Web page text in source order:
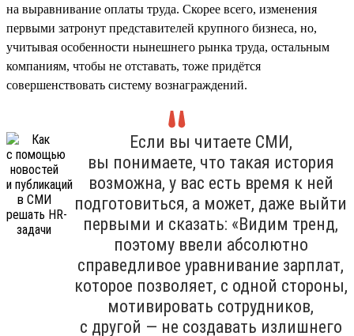
на выравнивание оплаты труда. Скорее всего, изменения
первыми затронут представителей крупного бизнеса, но,
учитывая особенности нынешнего рынка труда, остальным
компаниям, чтобы не отставать, тоже придётся
совершенствовать систему вознаграждений.
Если вы читаете СМИ,
вы понимаете, что такая история
возможна, у вас есть время к ней
подготовиться, а может, даже выйти
первыми и сказать: «Видим тренд,
поэтому ввели абсолютно
справедливое уравнивание зарплат,
которое позволяет, с одной стороны,
мотивировать сотрудников,
с другой — не создавать излишнего